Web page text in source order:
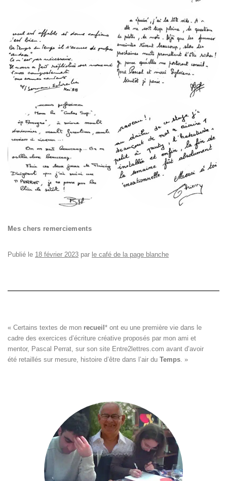
Mes chers remerciements
Publié le 18 février 2023 par le café de la page blanche
« Certains textes de mon recueil * ont eu une première vie dans le
cadre des exercices d’écriture créative proposés par mon ami et
mentor, Pascal Perrat, sur son site Entre2lettres.com avant d’avoir
été retaillés sur mesure, histoire d’être dans l’air du Temps. »